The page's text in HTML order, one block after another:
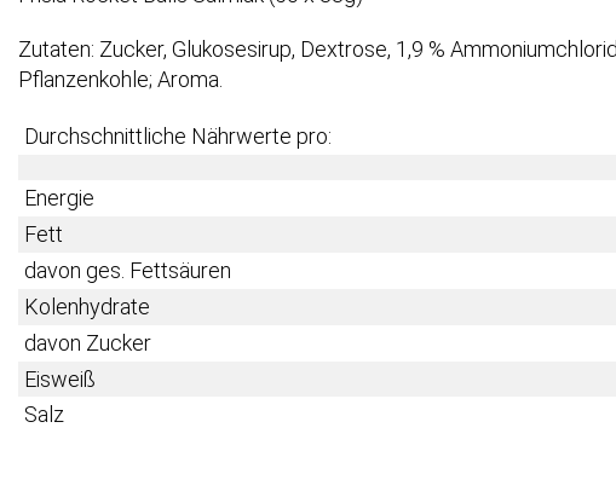
Zutaten: Zucker, Glukosesirup, Dextrose, 1,9 %
Pflanzenkohle; Aroma.
Durchschnittliche Nährwerte pro:
Energie
Fett
davon ges. Fettsäuren
Kolenhydrate
davon Zucker
Eisweiß
Salz